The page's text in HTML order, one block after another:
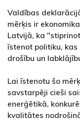
Valdības
mērķis ir
Latvijā, ka
īstenot politiku,
drošību un
Lai īstenotu šo
savstarpēji cieši
enerģētikā,
kvalitātes